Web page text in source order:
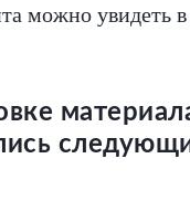
можно увидеть